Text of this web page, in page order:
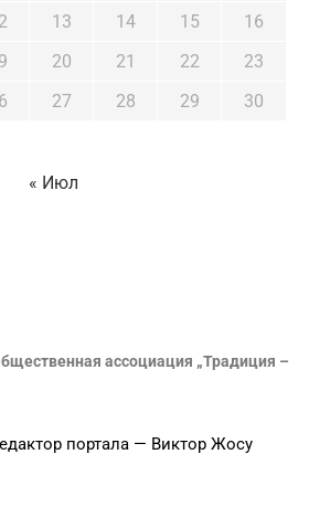
13 14 15
16
20 21 22
23
27 28 29
30
« Июл
ассоциация „Традиция –
портала — Виктор Жосу